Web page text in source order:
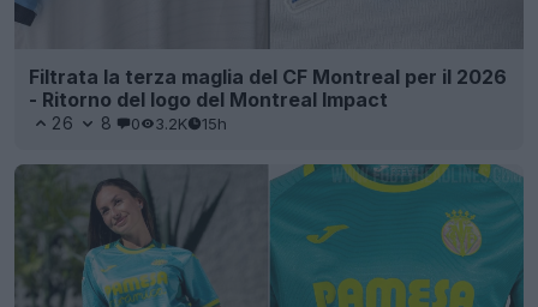
Filtrata la terza maglia del CF Montreal per il 2026
- Ritorno del logo del Montreal Impact
26 8 0 3.2K 15h